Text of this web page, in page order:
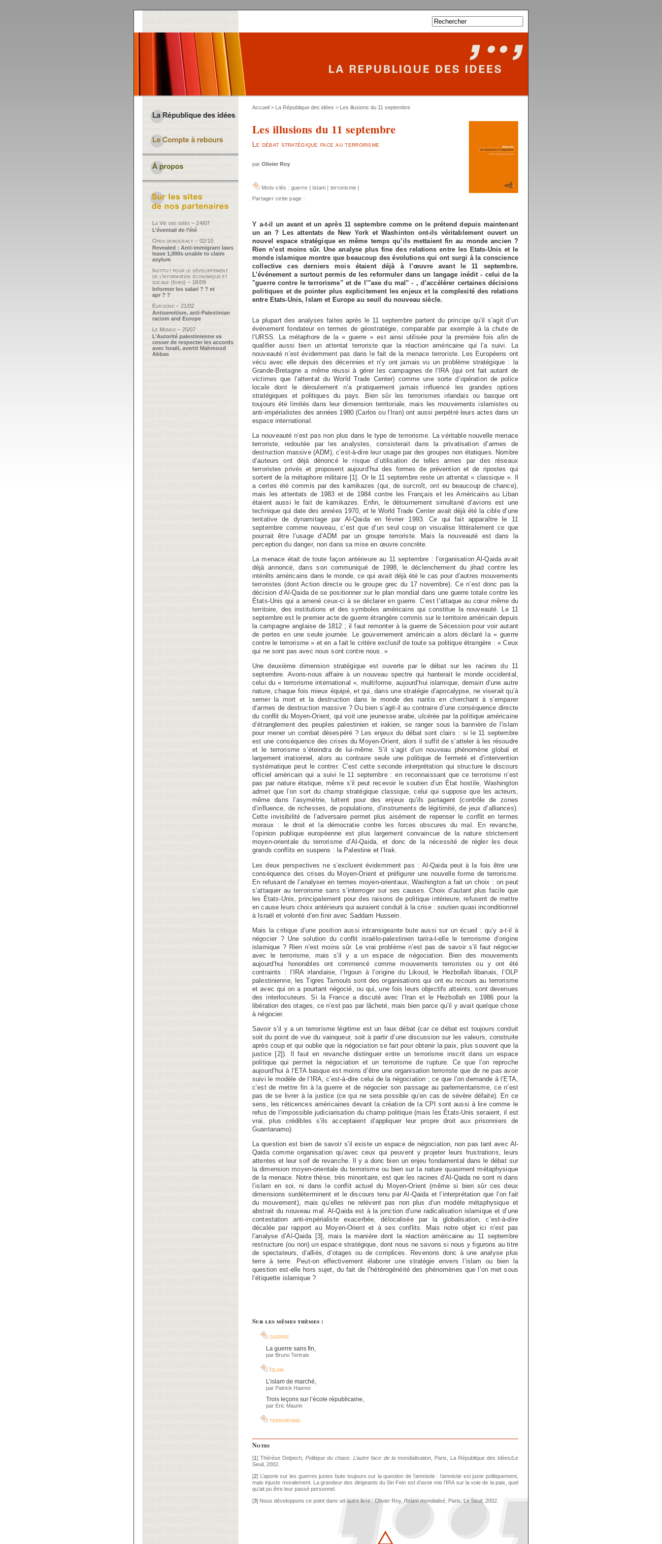
Accueil > La République des idées > Les illusions du 11 septembre
Les illusions du 11 septembre
Le débat stratégique face au terrorisme
par Olivier Roy
Mots-clés : guerre | Islam | terrorisme |
Partager cette page :
Y a-t-il un avant et un après 11 septembre comme on le prétend depuis maintenant
un an ? Les attentats de New York et Washinton ont-ils véritablement ouvert un
nouvel espace stratégique en même temps qu’ils mettaient fin au monde ancien ?
Rien n’est moins sûr. Une analyse plus fine des relations entre les Etats-Unis et le
monde islamique montre que beaucoup des évolutions qui ont surgi à la conscience
collective ces derniers mois étaient déjà à l’œuvre avant le 11 septembre.
L’événement a surtout permis de les reformuler dans un langage inédit - celui de la
"guerre contre le terrorisme" et de l’"axe du mal" - , d’accélérer certaines décisions
politiques et de pointer plus explicitement les enjeux et la complexité des relations
entre Etats-Unis, Islam et Europe au seuil du nouveau siècle.
La plupart des analyses faites après le 11 septembre partent du principe qu’il s’agit d’un
événement fondateur en termes de géostratégie, comparable par exemple à la chute de
l’URSS. La métaphore de la « guerre » est ainsi utilisée pour la première fois afin de
qualifier aussi bien un attentat terroriste que la réaction américaine qui l’a suivi. La
nouveauté n’est évidemment pas dans le fait de la menace terroriste. Les Européens ont
vécu avec elle depuis des décennies et n’y ont jamais vu un problème stratégique : la
Grande-Bretagne a même réussi à gérer les campagnes de l’IRA (qui ont fait autant de
victimes que l’attentat du World Trade Center) comme une sorte d’opération de police
locale dont le déroulement n’a pratiquement jamais influencé les grandes options
stratégiques et politiques du pays. Bien sûr les terrorismes irlandais ou basque ont
toujours été limités dans leur dimension territoriale, mais les mouvements islamistes ou
anti-impérialistes des années 1980 (Carlos ou l’Iran) ont aussi perpétré leurs actes dans un
espace international.
La nouveauté n’est pas non plus dans le type de terrorisme. La véritable nouvelle menace
terroriste, redoutée par les analystes, consisterait dans la privatisation d’armes de
destruction massive (ADM), c’est-à-dire leur usage par des groupes non étatiques. Nombre
d’auteurs ont déjà dénoncé le risque d’utilisation de telles armes par des réseaux
terroristes privés et proposent aujourd’hui des formes de prévention et de ripostes qui
sortent de la métaphore militaire[1 ]
. Or le 11 septembre reste un attentat « classique ». Il
a certes été commis par des kamikazes (qui, de surcroît, ont eu beaucoup de chance),
mais les attentats de 1983 et de 1984 contre les Français et les Américains au Liban
étaient aussi le fait de kamikazes. Enfin, le détournement simultané d’avions est une
technique qui date des années 1970, et le World Trade Center avait déjà été la cible d’une
tentative de dynamitage par Al-Qaida en février 1993. Ce qui fait apparaître le 11
septembre comme nouveau, c’est que d’un seul coup on visualise littéralement ce que
pourrait être l’usage d’ADM par un groupe terroriste. Mais la nouveauté est dans la
perception du danger, non dans sa mise en œuvre concrète.
La menace était de toute façon antérieure au 11 septembre : l’organisation Al-Qaida avait
déjà annoncé, dans son communiqué de 1998, le déclenchement du jihad contre les
intérêts américains dans le monde, ce qui avait déjà été le cas pour d’autres mouvements
terroristes (dont Action directe ou le groupe grec du 17 novembre). Ce n’est donc pas la
décision d’Al-Qaida de se positionner sur le plan mondial dans une guerre totale contre les
États-Unis qui a amené ceux-ci à se déclarer en guerre. C’est l’attaque au cœur même du
territoire, des institutions et des symboles américains qui constitue la nouveauté. Le 11
septembre est le premier acte de guerre étrangère commis sur le territoire américain depuis
la campagne anglaise de 1812 ; il faut remonter à la guerre de Sécession pour voir autant
de pertes en une seule journée. Le gouvernement américain a alors déclaré la « guerre
contre le terrorisme » et en a fait le critère exclusif de toute sa politique étrangère : « Ceux
qui ne sont pas avec nous sont contre nous. »
Une deuxième dimension stratégique est ouverte par le débat sur les racines du 11
septembre. Avons-nous affaire à un nouveau spectre qui hanterait le monde occidental,
celui du « terrorisme international », multiforme, aujourd’hui islamique, demain d’une autre
nature, chaque fois mieux équipé, et qui, dans une stratégie d’apocalypse, ne viserait qu’à
semer la mort et la destruction dans le monde des nantis en cherchant à s’emparer
d’armes de destruction massive ? Ou bien s’agit-il au contraire d’une conséquence directe
du conflit du Moyen-Orient, qui voit une jeunesse arabe, ulcérée par la politique américaine
d’étranglement des peuples palestinien et irakien, se ranger sous la bannière de l’islam
pour mener un combat désespéré ? Les enjeux du débat sont clairs : si le 11 septembre
est une conséquence des crises du Moyen-Orient, alors il suffit de s’atteler à les résoudre
et le terrorisme s’éteindra de lui-même. S’il s’agit d’un nouveau phénomène global et
largement irrationnel, alors au contraire seule une politique de fermeté et d’intervention
systématique peut le contrer. C’est cette seconde interprétation qui structure le discours
officiel américain qui a suivi le 11 septembre : en reconnaissant que ce terrorisme n’est
pas par nature étatique, même s’il peut recevoir le soutien d’un État hostile, Washington
admet que l’on sort du champ stratégique classique, celui qui suppose que les acteurs,
même dans l’asymétrie, luttent pour des enjeux qu’ils partagent (contrôle de zones
d’influence, de richesses, de populations, d’instruments de légitimité, de jeux d’alliances).
Cette invisibilité de l’adversaire permet plus aisément de repenser le conflit en termes
moraux : le droit et la démocratie contre les forces obscures du mal. En revanche,
l’opinion publique européenne est plus largement convaincue de la nature strictement
moyen-orientale du terrorisme d’Al-Qaida, et donc de la nécessité de régler les deux
grands conflits en suspens : la Palestine et l’Irak.
Les deux perspectives ne s’excluent évidemment pas : Al-Qaida peut à la fois être une
conséquence des crises du Moyen-Orient et préfigurer une nouvelle forme de terrorisme.
En refusant de l’analyser en termes moyen-orientaux, Washington a fait un choix : on peut
s’attaquer au terrorisme sans s’interroger sur ses causes. Choix d’autant plus facile que
les États-Unis, principalement pour des raisons de politique intérieure, refusent de mettre
en cause leurs choix antérieurs qui auraient conduit à la crise : soutien quasi inconditionnel
à Israël et volonté d’en finir avec Saddam Hussein.
Mais la critique d’une position aussi intransigeante bute aussi sur un écueil : qu’y a-t-il à
négocier ? Une solution du conflit israëlo-palestinien tarira-t-elle le terrorisme d’origine
islamique ? Rien n’est moins sûr. Le vrai problème n’est pas de savoir s’il faut négocier
avec le terrorisme, mais s’il y a un espace de négociation. Bien des mouvements
aujourd’hui honorables ont commencé comme mouvements terroristes ou y ont été
contraints : l’IRA irlandaise, l’Irgoun à l’origine du Likoud, le Hezbollah libanais, l’OLP
palestinienne, les Tigres Tamouls sont des organisations qui ont eu recours au terrorisme
et avec qui on a pourtant négocié, ou qui, une fois leurs objectifs atteints, sont devenues
des interlocuteurs. Si la France a discuté avec l’Iran et le Hezbollah en 1986 pour la
libération des otages, ce n’est pas par lâcheté, mais bien parce qu’il y avait quelque chose
à négocier.
Savoir s’il y a un terrorisme légitime est un faux débat (car ce débat est toujours conduit
soit du point de vue du vainqueur, soit à partir d’une discussion sur les valeurs, construite
après coup et qui oublie que la négociation se fait pour obtenir la paix, plus souvent que la
justice[2]). Il faut en revanche distinguer entre un terrorisme inscrit dans un espace
politique qui permet la négociation et un terrorisme de rupture. Ce que l’on reproche
aujourd’hui à l’ETA basque est moins d’être une organisation terroriste que de ne pas avoir
suivi le modèle de l’IRA, c’est-à-dire celui de la négociation ; ce que l’on demande à l’ETA,
c’est de mettre fin à la guerre et de négocier son passage au parlementarisme, ce n’est
pas de se livrer à la justice (ce qui ne sera possible qu’en cas de sévère défaite). En ce
sens, les réticences américaines devant la création de la CPI sont aussi à lire comme le
refus de l’impossible judiciarisation du champ politique (mais les États-Unis seraient, il est
vrai, plus crédibles s’ils acceptaient d’appliquer leur propre droit aux prisonniers de
Guantanamo).
La question est bien de savoir s’il existe un espace de négociation, non pas tant avec Al-
Qaida comme organisation qu’avec ceux qui peuvent y projeter leurs frustrations, leurs
attentes et leur soif de revanche. Il y a donc bien un enjeu fondamental dans le débat sur
la dimension moyen-orientale du terrorisme ou bien sur la nature quasiment métaphysique
de la menace. Notre thèse, très minoritaire, est que les racines d’Al-Qaida ne sont ni dans
l’islam en soi, ni dans le conflit actuel du Moyen-Orient (même si bien sûr ces deux
dimensions surdéterminent et le discours tenu par Al-Qaida et l’interprétation que l’on fait
du mouvement), mais qu’elles ne relèvent pas non plus d’un modèle métaphysique et
abstrait du nouveau mal. Al-Qaida est à la jonction d’une radicalisation islamique et d’une
contestation anti-impérialiste exacerbée, délocalisée par la globalisation, c’est-à-dire
décalée par rapport au Moyen-Orient et à ses conflits. Mais notre objet ici n’est pas
l’analyse d’Al-Qaida[3] , mais la manière dont la réaction américaine au 11 septembre
restructure (ou non) un espace stratégique, dont nous ne savons si nous y figurons au titre
de spectateurs, d’alliés, d’otages ou de complices. Revenons donc à une analyse plus
terre à terre. Peut-on effectivement élaborer une stratégie envers l’islam ou bien la
question est-elle hors sujet, du fait de l’hétérogénéité des phénomènes que l’on met sous
l’étiquette islamique ?
Sur les mêmes thèmes :
guerre
La guerre sans fin,
par Bruno Tertrais
Islam
L’islam de marché,
par Patrick Haenni
Trois leçons sur l’école républicaine,
par Eric Maurin
terrorisme
Notes
[1]Thérèse Delpech,Politique du chaos. L’autre face de la mondialisation, Paris, La République des Idées/Le
Seuil, 2002.
[2] L’aporie sur les guerres justes bute toujours sur la question de l’amnistie : l’amnistie est juste politiquement,
mais injuste moralement. La grandeur des dirigeants du Sin Fein est d’avoir mis l’IRA sur la voie de la paix, quel
qu’ait pu être leur passé personnel.
[3] Nous développons ce point dans un autre livre : Olivier Roy, l’Islam mondialisé, Paris, Le Seuil, 2002.
La Vie des idées – 24/07
L’éventail de l’été
Open democracy – 02/10
Revealed : Anti-immigrant laws
leave 1,000s unable to claim
asylum
Institut pour le développement
de l’information économique et
sociale (Idies) – 18/09
Informer les salari ? ? et
apr ? ?
Eurozine – 21/02
Antisemitism, anti-Palestinian
racism and Europe
Le Monde – 25/07
L’Autorité palestinienne va
cesser de respecter les accords
avec Israël, avertit Mahmoud
Abbas